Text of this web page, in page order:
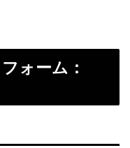
ォーム：